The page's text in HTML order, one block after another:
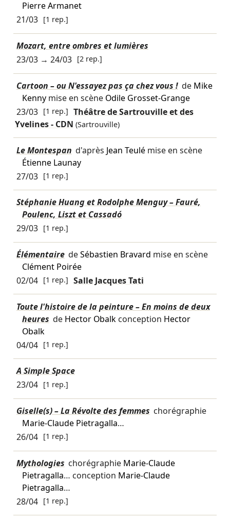
Pierre Armanet
21/03 [1 rep.]
Mozart, entre ombres et lumières
23/03→ 24/03 [2 rep.]
Cartoon – ou N'essayez pas ça chez vous ! de Mike
Kennymise en scène Odile Grosset-Grange
23/03 [1 rep.] Théâtre de Sartrouville et des
Yvelines - CDN (Sartrouville)
Le Montespan d'après Jean Teulémise en scène
Étienne Launay
27/03 [1 rep.]
Stéphanie Huang et Rodolphe Menguy – Fauré,
Poulenc, Liszt et Cassadó
29/03 [1 rep.]
Élémentaire deSébastien Bravard mise en scène
Clément Poirée
02/04 [1 rep.] Salle Jacques Tati
Toute l'histoire de la peinture – En moins de deux
heures de Hector Obalkconception Hector
Obalk
04/04 [1 rep.]
A Simple Space
23/04 [1 rep.]
Giselle(s) – La Révolte des femmes chorégraphie
Marie-Claude Pietragalla…
26/04 [1 rep.]
Mythologies chorégraphie Marie-Claude
Pietragalla… conception Marie-Claude
Pietragalla…
28/04 [1 rep.]